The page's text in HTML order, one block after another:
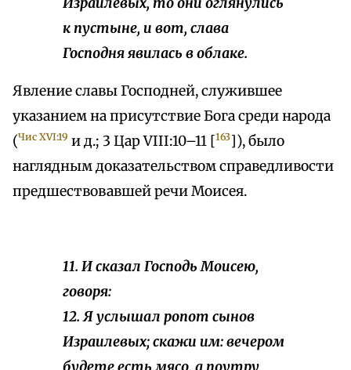
к пустыне, и вот, слава
Господня явилась в облаке.
Явление славы Господней, служившее
указанием на присутствие Бога среди народа
(Чис XVI:19 и д.; 3 Цар VIII:10–11 [163]), было
наглядным доказательством справедливости
предшествовавшей речи Моисея.
11. И сказал Господь Моисею,
говоря:
12. Я услышал ропот сынов
Израилевых; скажи им: вечером